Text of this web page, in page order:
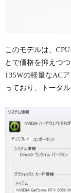
このモデルは、
とで価格を抑えつ
135Wの軽量なAC
っており、トータ